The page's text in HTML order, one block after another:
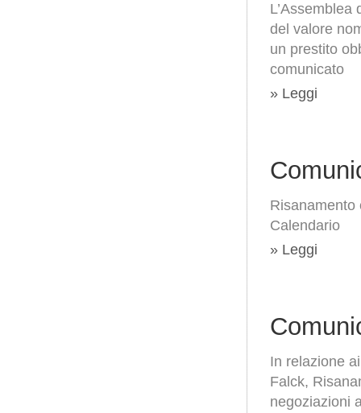
del valore
un prestito
comunicato
» Leggi
Risanamento
Calendario
» Leggi
In relazione
Falck,
negoziazioni